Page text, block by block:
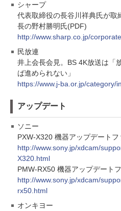
シャープ
代表取締役の長谷川祥典氏が取
長の野村勝明氏(PDF)
http://www.sharp.co.jp/
民放連
井上会長会見。BS 4K放送は「
ば進められない」
https://www.j-ba.or.jp/category/
アップデート
ソニー
PXW-X320 機器アップデート
http://www.sony.jp/xdcam/
X320.html
PMW-RX50 機器アップデート
http://www.sony.jp/xdcam/
rx50.html
オンキヨー